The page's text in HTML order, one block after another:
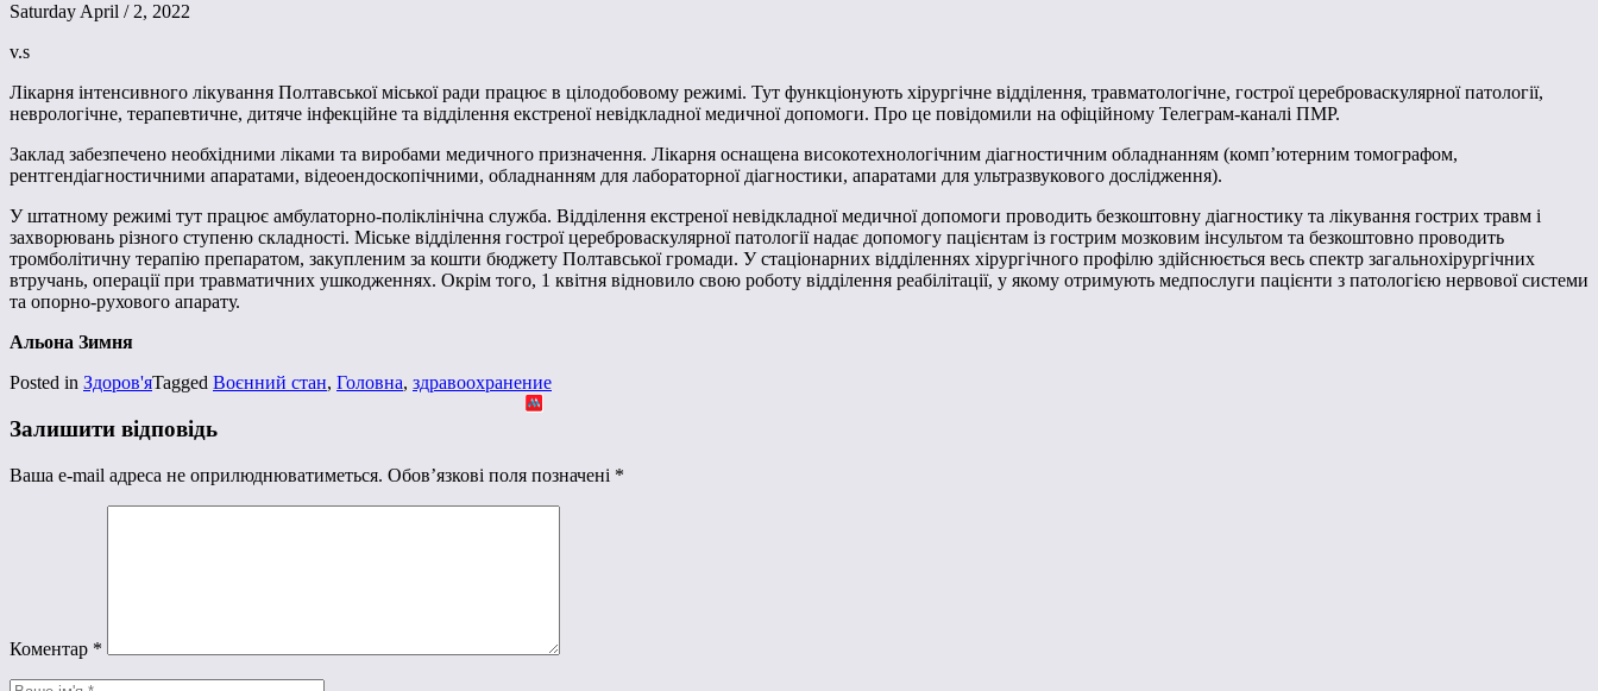
Saturday April / 2, 2022
v.s
Лікарня інтенсивного лікування Полтавської міської ради працює в цілодобовому режимі. Тут функціонують хірургічне відділення, травматологічне, гострої цереброваскулярної патології,
неврологічне, терапевтичне, дитяче інфекційне та відділення екстреної невідкладної медичної допомоги. Про це повідомили на офіційному Телеграм-каналі ПМР.
Заклад забезпечено необхідними ліками та виробами медичного призначення. Лікарня оснащена високотехнологічним діагностичним обладнанням (комп’ютерним томографом,
рентгендіагностичними апаратами, відеоендоскопічними, обладнанням для лабораторної діагностики, апаратами для ультразвукового дослідження).
У штатному режимі тут працює амбулаторно-поліклінічна служба. Відділення екстреної невідкладної медичної допомоги проводить безкоштовну діагностику та лікування гострих травм і
захворювань різного ступеню складності. Міське відділення гострої цереброваскулярної патології надає допомогу пацієнтам із гострим мозковим інсультом та безкоштовно проводить
тромболітичну терапію препаратом, закупленим за кошти бюджету Полтавської громади. У стаціонарних відділеннях хірургічного профілю здійснюється весь спектр загальнохірургічних
втручань, операції при травматичних ушкодженнях. Окрім того, 1 квітня відновило свою роботу відділення реабілітації, у якому отримують медпослуги пацієнти з патологією нервової системи
та опорно-рухового апарату.
Альона Зимня
Posted in Здоров'яTagged Воєнний стан, Головна, здравоохранение
Залишити відповідь
Ваша e-mail адреса не оприлюднюватиметься. Обов’язкові поля позначені *
Коментар *